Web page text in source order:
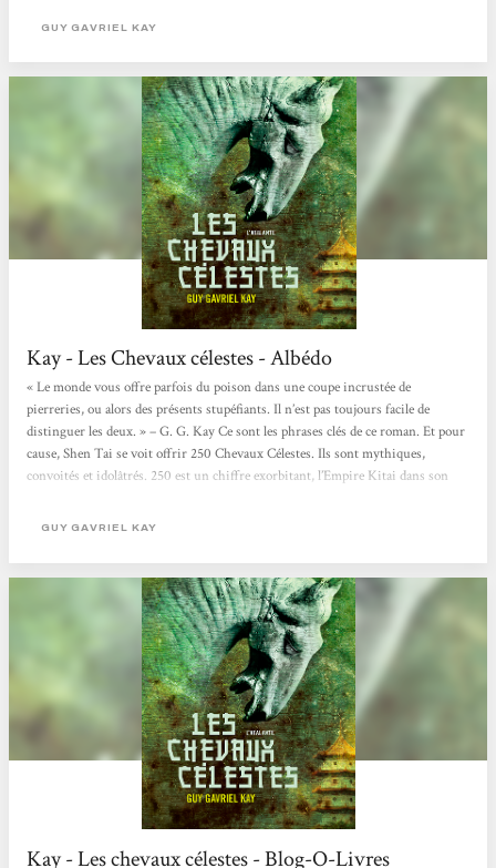
deux ans et demi creuser des tombes pour les guerriers tombés pendant la
GUY GAVRIEL KAY
Kay - Les Chevaux célestes - Albédo
« Le monde vous offre parfois du poison dans une coupe incrustée de
pierreries, ou alors des présents stupéfiants. Il n’est pas toujours facile de
distinguer les deux. » – G. G. Kay Ce sont les phrases clés de ce roman. Et pour
cause, Shen Tai se voit offrir 250 Chevaux Célestes. Ils sont mythiques,
convoités et idolâtrés. 250 est un chiffre exorbitant, l’Empire Kitai dans son
pouvoirs au sein de ce pays millénaire, de quoi composer des poèmes
GUY GAVRIEL KAY
Kay - Les chevaux célestes - Blog-O-Livres